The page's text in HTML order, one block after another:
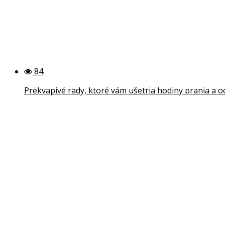
84
Prekvapivé rady, ktoré vám ušetria hodiny prania a